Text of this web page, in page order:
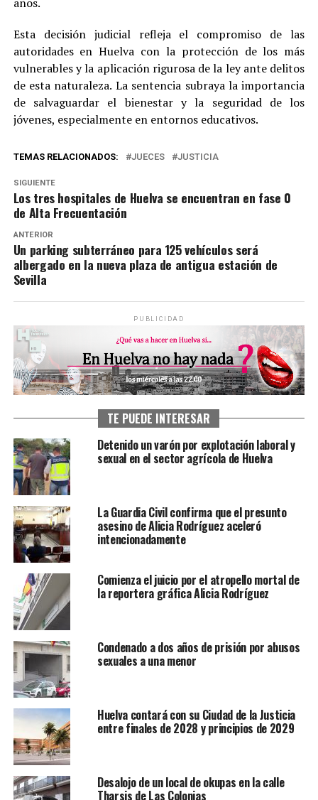
Esta decisión judicial refleja el compromiso de las
autoridades en Huelva con la protección de los más
vulnerables y la aplicación rigurosa de la ley ante delitos
de esta naturaleza. La sentencia subraya la importancia
de salvaguardar el bienestar y la seguridad de los
jóvenes, especialmente en entornos educativos.
TEMAS RELACIONADOS: JUECES JUSTICIA
SIGUIENTE
Los tres hospitales de Huelva se encuentran en fase 0
de Alta Frecuentación
ANTERIOR
Un parking subterráneo para 125 vehículos será
albergado en la nueva plaza de antigua estación de
Sevilla
PUBLICIDAD
TE PUEDE INTERESAR
Detenido un varón por explotación laboral y
sexual en el sector agrícola de Huelva
La Guardia Civil confirma que el presunto
asesino de Alicia Rodríguez aceleró
intencionadamente
Comienza el juicio por el atropello mortal de
la reportera gráfica Alicia Rodríguez
Condenado a dos años de prisión por abusos
sexuales a una menor
Huelva contará con su Ciudad de la Justicia
entre finales de 2028 y principios de 2029
Desalojo de un local de okupas en la calle
Tharsis de Las Colonias